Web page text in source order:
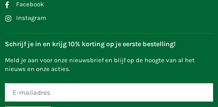
Facebook
Instagram
Schrijf je in en krijg 10% korting op je eerste bestelling!
Meld je aan voor onze nieuwsbrief en blijf op de hoogte van al het
nieuws en onze acties.